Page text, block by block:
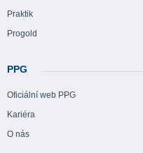
Praktik
Progold
PPG
Oficiální web PPG
Kariéra
O nás